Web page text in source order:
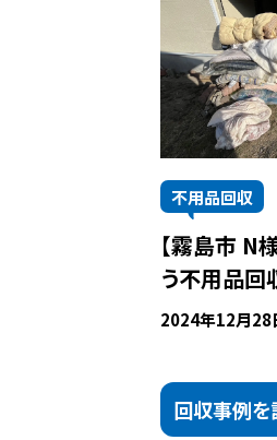
不用品回収
【霧島市 N
う不用品回
2024年12月28
回収事例を